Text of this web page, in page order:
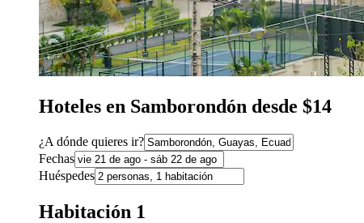
Hoteles en Samborondón desde $14
¿A dónde quieres ir?
Fechas
Huéspedes
Habitación 1